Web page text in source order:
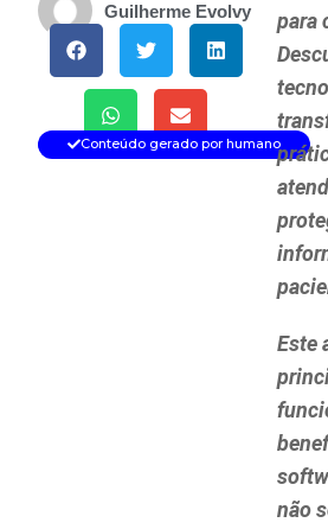
Guilherme Evolvy
Conteúdo gerado por humano
para
Este
não